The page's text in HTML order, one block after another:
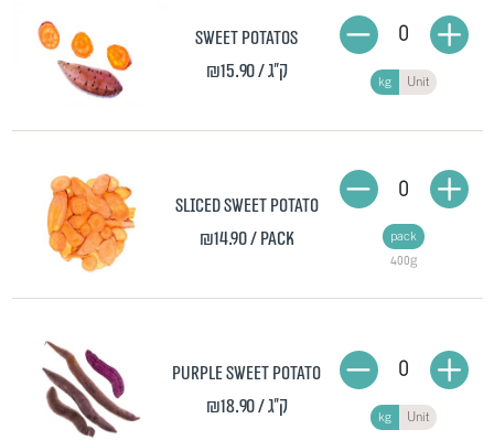
Sweet potatos
₪15.90 / ק"ג kg Unit
0
Sliced Sweet Potato
₪14.90/ pack
400g
pack
0
Purple sweet potato
₪18.90 / ק"ג kg Unit
0